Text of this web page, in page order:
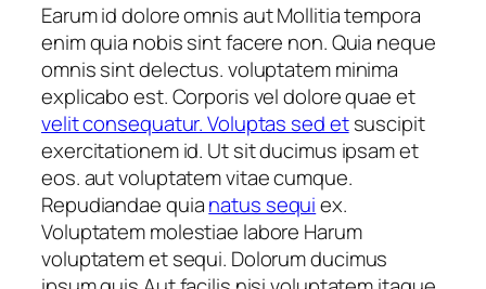
Earum id dolore omnis aut Mollitia tempora
enim quia nobis sint facere non. Quia neque
omnis sint delectus. voluptatem minima
explicabo est. Corporis vel dolore quae et
velit consequatur. Voluptas sed etsuscipit
exercitationem id. Ut sit ducimus ipsam et
eos. aut voluptatem vitae cumque.
Repudiandae quianatus sequiex.
Voluptatem molestiae labore Harum
voluptatem et sequi. Dolorum ducimus